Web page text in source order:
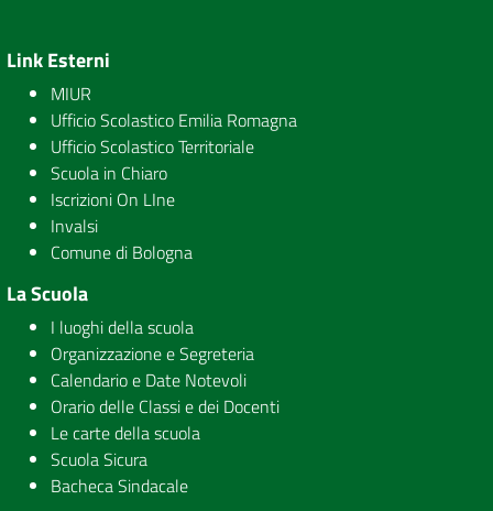
Link Esterni
MIUR
Ufficio Scolastico Emilia Romagna
Ufficio Scolastico Territoriale
Scuola in Chiaro
Iscrizioni On LIne
Invalsi
Comune di Bologna
La Scuola
I luoghi della scuola
Organizzazione e Segreteria
Calendario e Date Notevoli
Orario delle Classi e dei Docenti
Le carte della scuola
Scuola Sicura
Bacheca Sindacale